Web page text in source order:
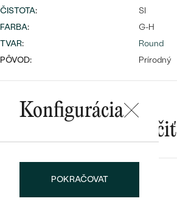
Bestsellery
ČISTOTA:
SI
FARBA:
G-H
TVAR:
Round
PÔVOD:
Prírodný
Konfigurácia
POKRAČOVAT
Mohlo by sa vám páčiť